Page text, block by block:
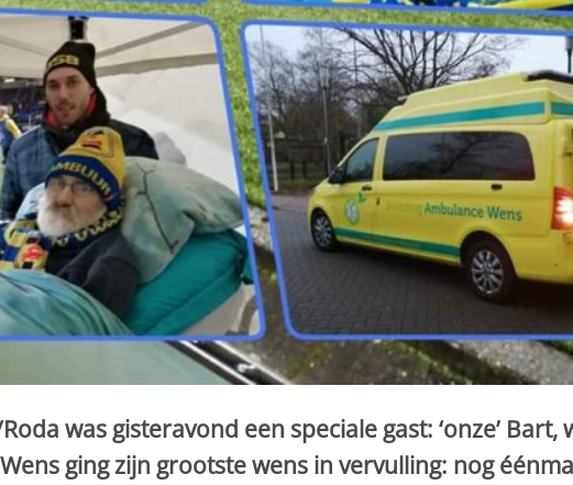
was gisteravond een speciale gast: ‘onze’
ging zijn grootste wens in vervulling: nog